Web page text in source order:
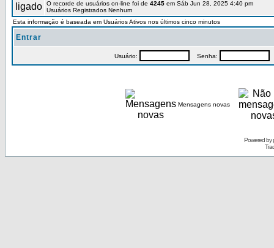
O recorde de usuários on-line foi de 4245 em Sáb Jun 28, 2025 4:40 pm
Usuários Registrados Nenhum
Esta informação é baseada em Usuários Ativos nos últimos cinco minutos
Entrar
Usuário: Senha:
Mensagens novas
Powered by